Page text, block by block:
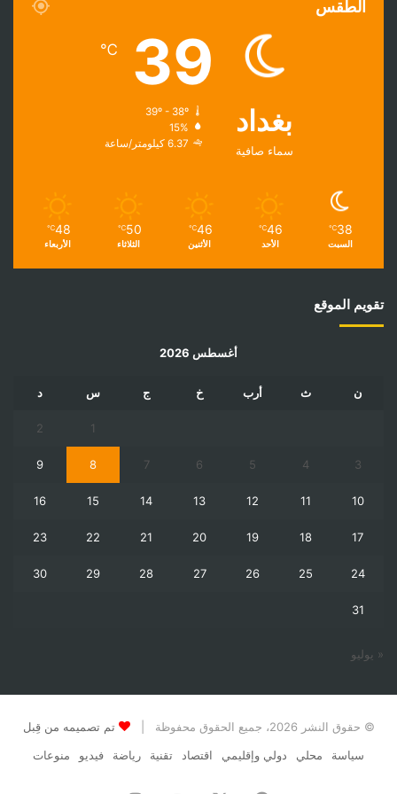
الطقس
بغداد
سماء صافية
39
℃
39º - 38º
15%
6.37 كيلومتر/ساعة
38
℃
السبت
46
℃
الأحد
46
℃
الأثنين
50
℃
الثلاثاء
48
℃
الأربعاء
تقويم الموقع
أغسطس 2026
ن ث أرب خ ج س د
1
2
3
4
5
6
7
8
9
10
11
12
13
14
15
16
17
18
19
20
21
22
23
24
25
26
27
28
29
30
31
« يوليو
© حقوق النشر 2026، جميع الحقوق محفوظة |
تم تصميمه من قِبل
سياسة
محلي دولي وإقليمي اقتصاد تقنية رياضة فيديو منوعات